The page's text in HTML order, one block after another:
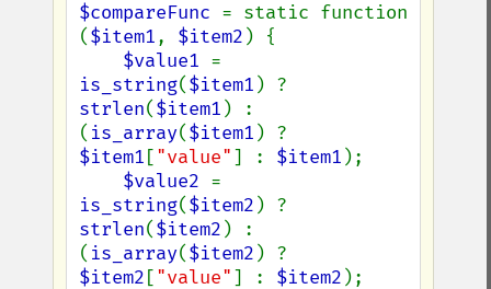
$compareFunc = static function
($item1, $item2 ) {
$value1
is_string($item1
strlen($item1 ) :
( is_array($item1
$item1 ["value"] : $item1 );
$value2
is_string($item2
strlen($item2 ) :
( is_array($item2
$item2 ["value"] : $item2 );